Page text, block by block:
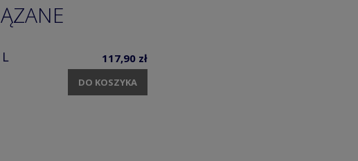
117,90 zł
DO KOSZYKA